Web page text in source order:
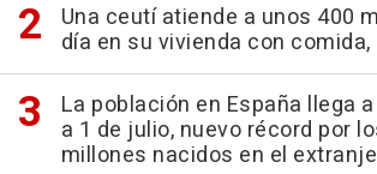
Una ceutí atiende a unos 400
día en su vivienda con
La población en España llega
a 1 de julio, nuevo récord por
millones nacidos en el